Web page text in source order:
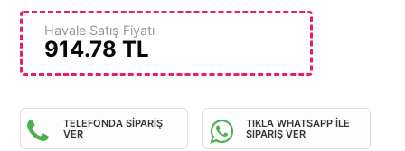
Havale Satış Fiyatı
914.78 TL
TELEFONDA SİPARİŞ
VER
TIKLA WHATSAPP İLE
SİPARİŞ VER